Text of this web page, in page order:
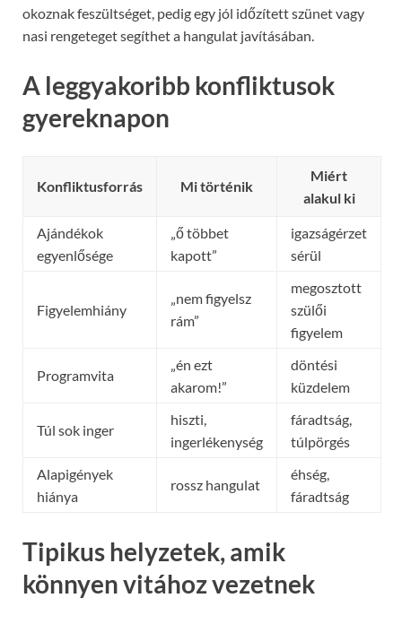
okoznak feszültséget, pedig egy jól időzített szünet vagy
nasi rengeteget segíthet a hangulat javításában.
A leggyakoribb konfliktusok
gyereknapon
Konfliktusforrás Mi történik
Miért
alakul ki
Ajándékok
egyenlősége
„ő többet
kapott”
igazságérzet
sérül
Figyelemhiány
„nem figyelsz
rám”
megosztott
szülői
figyelem
Programvita
„én ezt
akarom!”
döntési
küzdelem
Túl sok inger
hiszti,
ingerlékenység
fáradtság,
túlpörgés
Alapigények
hiánya
rossz hangulat
éhség,
fáradtság
Tipikus helyzetek, amik
könnyen vitához vezetnek